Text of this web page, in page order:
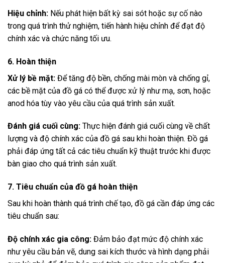
Hiệu chỉnh: Nếu phát hiện bất kỳ sai sót hoặc sự cố nào
trong quá trình thử nghiệm, tiến hành hiệu chỉnh để đạt độ
chính xác và chức năng tối ưu.
6. Hoàn thiện
Xử lý bề mặt: Để tăng độ bền, chống mài mòn và chống gỉ,
các bề mặt của đồ gá có thể được xử lý như mạ, sơn, hoặc
anod hóa tùy vào yêu cầu của quá trình sản xuất.
Đánh giá cuối cùng: Thực hiện đánh giá cuối cùng về chất
lượng và độ chính xác của đồ gá sau khi hoàn thiện. Đồ gá
phải đáp ứng tất cả các tiêu chuẩn kỹ thuật trước khi được
bàn giao cho quá trình sản xuất.
7. Tiêu chuẩn của đồ gá hoàn thiện
Sau khi hoàn thành quá trình chế tạo, đồ gá cần đáp ứng các
tiêu chuẩn sau:
Độ chính xác gia công: Đảm bảo đạt mức độ chính xác
như yêu cầu bản vẽ, dung sai kích thước và hình dạng phải